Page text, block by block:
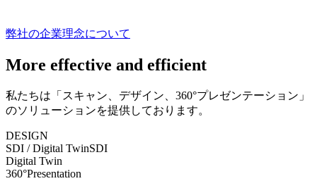
弊社の企業理念について
More effective and efficient
私たちは「スキャン、デザイン、360°プレゼンテーション」
のソリューションを提供しております。
DESIGN
SDI / Digital TwinSDI
Digital Twin
360°Presentation